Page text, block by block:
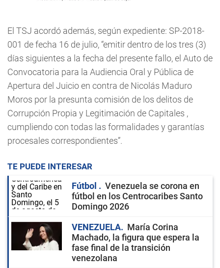
El TSJ acordó además, según expediente: SP-2018-
001 de fecha 16 de julio, “emitir dentro de los tres (3)
días siguientes a la fecha del presente fallo, el Auto de
Convocatoria para la Audiencia Oral y Pública de
Apertura del Juicio en contra de Nicolás Maduro
Moros por la presunta comisión de los delitos de
Corrupción Propia y Legitimación de Capitales ,
cumpliendo con todas las formalidades y garantías
procesales correspondientes”.
TE PUEDE INTERESAR
Fútbol
Venezuela se corona en
fútbol en los Centrocaribes Santo
Domingo 2026
VENEZUELA
María Corina
Machado, la figura que espera la
fase final de la transición
venezolana